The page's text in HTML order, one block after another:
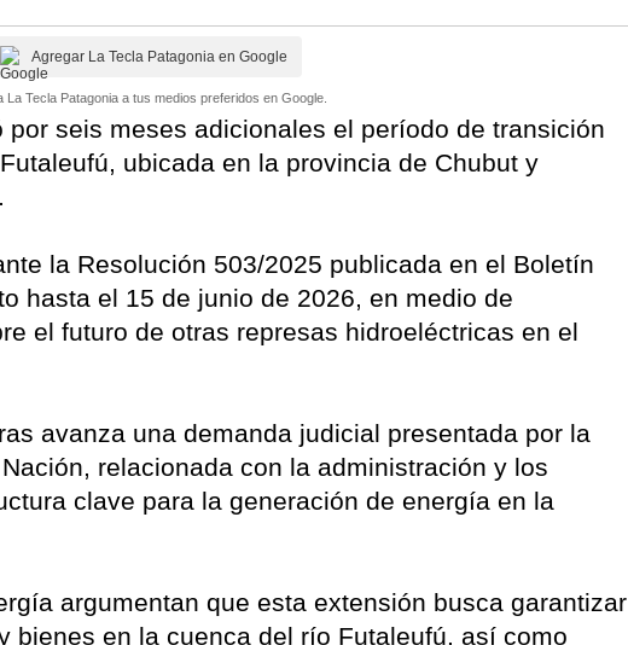
Agregar La Tecla Patagonia en Google
La Tecla Patagonia a tus medios preferidos en Google.
seis meses adicionales el período de transición
ubicada en la provincia de Chubut y
la Resolución 503/2025 publicada en el Boletín
hasta el 15 de junio de 2026, en medio de
el futuro de otras represas hidroeléctricas en el
avanza una demanda judicial presentada por la
relacionada con la administración y los
clave para la generación de energía en la
argumentan que esta extensión busca garantizar
bienes en la cuenca del río Futaleufú, así como